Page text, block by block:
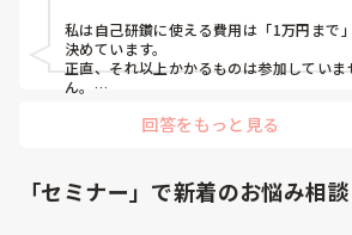
私は自己研鑽に使える費用は「1万円まで
決めています。
正直、それ以上かかるものは参加していま
ん。
図検定です。回答をもっと見る
「セミナー」で新着のお悩み相談